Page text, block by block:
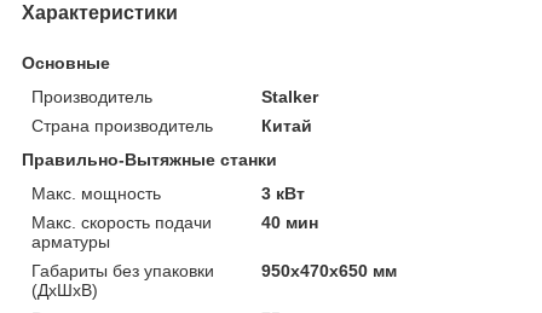
Характеристики
Основные
Производитель
Stalker
Страна производитель
Китай
Правильно-Вытяжные станки
Макс. мощность
3 кВт
Макс. скорость подачи
арматуры
40 мин
Габариты без упаковки
(ДxШxВ)
950x470x650 мм